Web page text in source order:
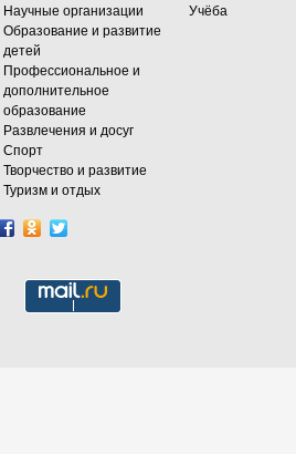
Научные организации
Образование и развитие
детей
Профессиональное и
дополнительное
образование
Развлечения и досуг
Спорт
Творчество и развитие
Туризм и отдых
Учёба